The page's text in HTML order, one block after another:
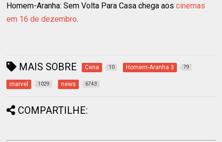
Homem-Aranha: Sem Volta Para Casa chega aoscinemas
em 16 de dezembro.
MAIS SOBRE Cena 10 Homem-Aranha 3 79
marvel 1029 news 6743
COMPARTILHE: